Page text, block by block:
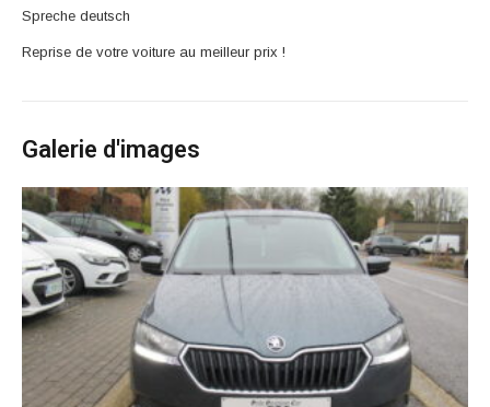
Spreche deutsch
Reprise de votre voiture au meilleur prix !
Galerie d'images